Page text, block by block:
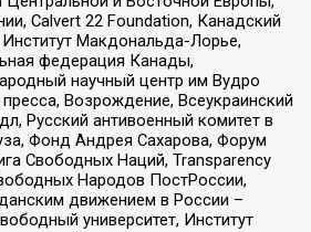
Calvert 22 Foundation, Канадский
Институт Макдональда-Лорье,
федерация Канады,
научный центр им Вудро
Возрождение, Всеукраинский
Русский антивоенный комитет в
Фонд Андрея Сахарова, Форум
Свободных Наций, Transparеncy
Народов ПостРоссии,
движением в России –
университет, Институт